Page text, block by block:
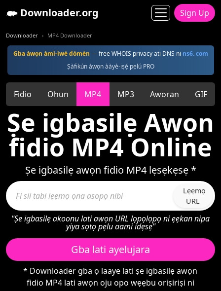
Downloader.org Sign Up
Downloader MP4 Downloader
Gba àwọn àmì-ìwé dómén — free WHOIS privacy ati DNS ni ns6. com
Ṣàfikún àwọn ààyè-iṣẹ́ pẹlú PRO
Fidio Ohun MP4 MP3 Aworan GIF
Ṣe igbasilẹ Awọn
fidio MP4 Online
Ṣe igbasilẹ awọn fidio MP4 lẹsẹkẹsẹ *
Lẹẹmọ
URL
"Ṣe igbasilẹ akoonu lati awọn URL lọpọlọpọ ni ẹẹkan nipa
yiya sọtọ pẹlu aami idẹsẹ"
Gba lati ayelujara
* Downloader gba ọ laaye lati ṣe igbasilẹ awọn
fidio MP4 lati awọn oju opo wẹẹbu oriṣiriṣi ni